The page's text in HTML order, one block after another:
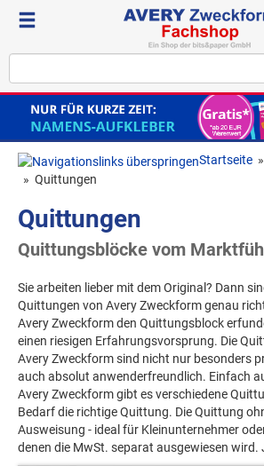
Startseite »
» Quittungen
Quittungen
Quittungsblöcke vom
Sie arbeiten lieber mit dem Original? Dann
Quittungen von Avery Zweckform genau
Avery Zweckform den Quittungsblock
einen riesigen Erfahrungsvorsprung. Die
Avery Zweckform sind nicht nur besonders
auch absolut anwenderfreundlich. Einfach
Avery Zweckform gibt es verschiedene
Bedarf die richtige Quittung. Die Quittung
Ausweisung - ideal für Kleinunternehmer
denen die MwSt. separat ausgewiesen wird.